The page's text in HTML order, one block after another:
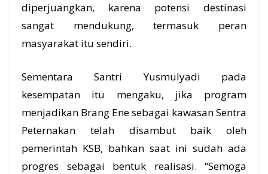
diperjuangkan, karena potensi destinasi
sangat mendukung, termasuk peran
masyarakat itu sendiri.
Sementara Santri Yusmulyadi pada
kesempatan itu mengaku, jika program
menjadikan Brang Ene sebagai kawasan Sentra
Peternakan telah disambut baik oleh
pemerintah KSB, bahkan saat ini sudah ada
progres sebagai bentuk realisasi. “Semoga